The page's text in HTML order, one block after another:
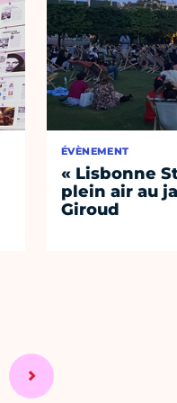
ÉVÈNEMENT
« Lisbonne
plein air au
Giroud